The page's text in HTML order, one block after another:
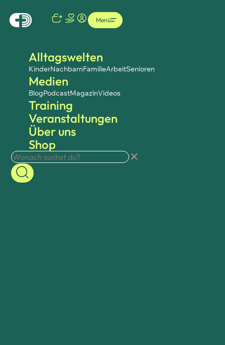
Alltagswelten
KinderNachbarnFamilieArbeitSenioren
Medien
BlogPodcastMagazinVideos
Training
Veranstaltungen
Über uns
Shop
Menü